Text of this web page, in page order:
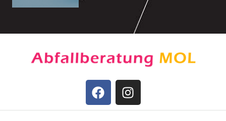
Verbrauch